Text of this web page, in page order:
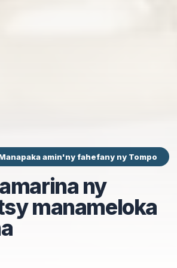
amin'ny fahefany ny Tompo
ny
manameloka